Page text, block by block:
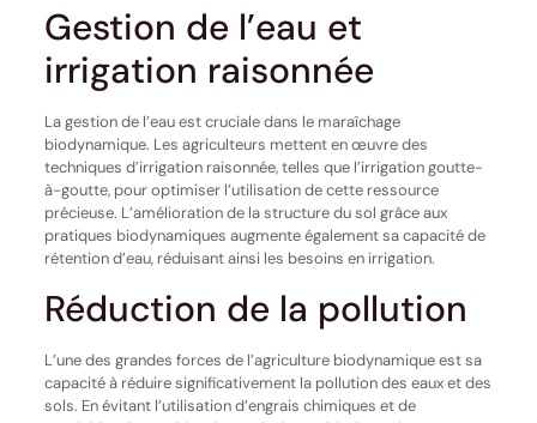
Gestion de l’eau et
irrigation raisonnée
La gestion de l’eau est cruciale dans le maraîchage
biodynamique. Les agriculteurs mettent en œuvre des
techniques d’irrigation raisonnée, telles que l’irrigation goutte-
à-goutte, pour optimiser l’utilisation de cette ressource
précieuse. L’amélioration de la structure du sol grâce aux
pratiques biodynamiques augmente également sa capacité de
rétention d’eau, réduisant ainsi les besoins en irrigation.
Réduction de la pollution
L’une des grandes forces de l’agriculture biodynamique est sa
capacité à réduire significativement la pollution des eaux et des
sols. En évitant l’utilisation d’engrais chimiques et de